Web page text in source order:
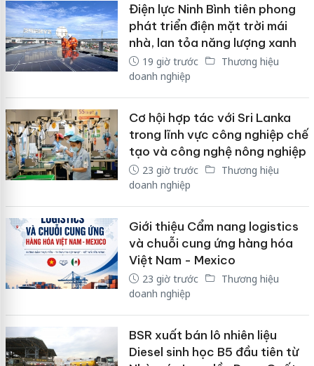
Điện lực Ninh Bình tiên phong
phát triển điện mặt trời mái
nhà, lan tỏa năng lượng xanh
19 giờ trước
Thương hiệu
doanh nghiệp
Cơ hội hợp tác với Sri Lanka
trong lĩnh vực công nghiệp chế
tạo và công nghệ nông nghiệp
23 giờ trước
Thương hiệu
doanh nghiệp
Giới thiệu Cẩm nang logistics
và chuỗi cung ứng hàng hóa
Việt Nam - Mexico
23 giờ trước
Thương hiệu
doanh nghiệp
BSR xuất bán lô nhiên liệu
Diesel sinh học B5 đầu tiên từ